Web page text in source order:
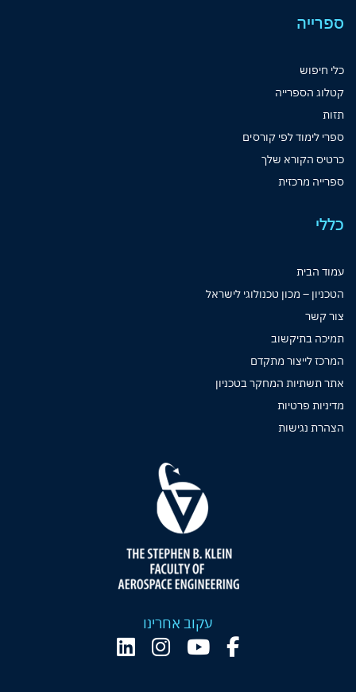
ספרייה
כלי חיפוש
קטלוג הספרייה
תזות
ספרי לימוד לפי קורסים
כרטיס הקורא שלך
ספרייה מרכזית
כללי
עמוד הבית
הטכניון – מכון טכנולוגי לישראל
צור קשר
תמיכה בתיקשוב
המרכז לייצור מתקדם
אתר תשתיות המחקר בטכניון
מדיניות פרטיות
הצהרת נגישות
עקוב אחרינו